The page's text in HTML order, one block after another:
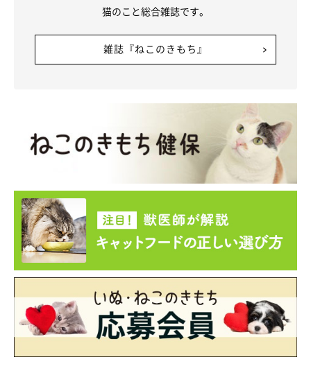
猫のこと総合雑誌です。
雑誌『ねこのきもち』